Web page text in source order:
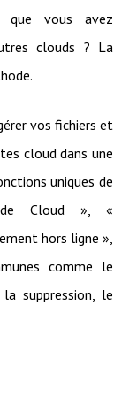
que vous avez
clouds ? La
vos fichiers et
cloud dans une
uniques de
de Cloud », «
hors ligne »,
comme le
suppression, le